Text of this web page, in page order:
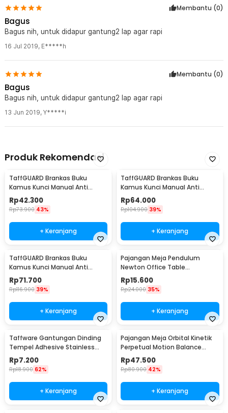
Membantu (0)
Bagus
Bagus nih, untuk didapur gantung2 lap agar rapi
16 Jul 2019, E*****h
Membantu (0)
Bagus
Bagus nih, untuk didapur gantung2 lap agar rapi
13 Jun 2019, Y*****i
Produk Rekomendasi
TaffGUARD Brankas Buku
Kamus Kunci Manual Anti
Maling Hidden Safe Box Kecil -
KB-10L
Rp42.300
Rp73.900 43%
+ Keranjang
TaffGUARD Brankas Buku
Kamus Kunci Manual Anti
Maling Hidden Safe Box Sedang
- KB-10L
Rp64.000
Rp104.900 39%
+ Keranjang
TaffGUARD Brankas Buku
Kamus Kunci Manual Anti
Maling Hidden Safe Box Besar -
KB-10L
Rp71.700
Rp116.900 39%
+ Keranjang
Pajangan Meja Pendulum
Newton Office Table
Decoration 5 Ball S - H50S
Rp15.600
Rp24.000 35%
+ Keranjang
Taffware Gantungan Dinding
Tempel Adhesive Stainless
Steel 6 PCS - ST40
Rp7.200
Rp18.900 62%
+ Keranjang
Pajangan Meja Orbital Kinetik
Perpetual Motion Balance
Physics - NR31TX
Rp47.500
Rp80.900 42%
+ Keranjang